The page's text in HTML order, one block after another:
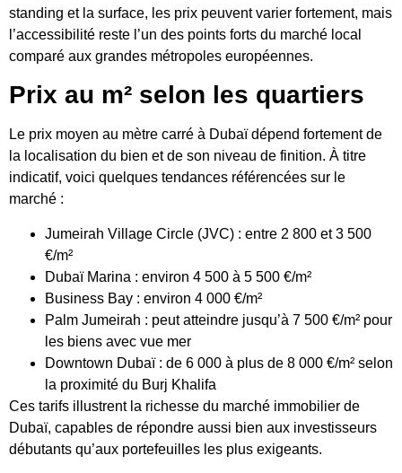
standing et la surface, les prix peuvent varier fortement, mais
l’accessibilité reste l’un des points forts du marché local
comparé aux grandes métropoles européennes.
Prix ​​au m² selon les quartiers
Le prix moyen au mètre carré à Dubaï dépend fortement de
la localisation du bien et de son niveau de finition. À titre
indicatif, voici quelques tendances référencées sur le
marché :
Jumeirah Village Circle (JVC) : entre 2 800 et 3 500
€/m²
Dubaï Marina : environ 4 500 à 5 500 €/m²
Business Bay : environ 4 000 €/m²
Palm Jumeirah : peut atteindre jusqu’à 7 500 €/m² pour
les biens avec vue mer
Downtown Dubaï : de 6 000 à plus de 8 000 €/m² selon
la proximité du Burj Khalifa
Ces tarifs illustrent la richesse du marché immobilier de
Dubaï, capables de répondre aussi bien aux investisseurs
débutants qu’aux portefeuilles les plus exigeants.